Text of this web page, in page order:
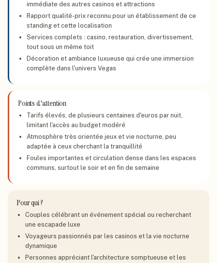
immédiate des autres casinos et attractions
Rapport qualité-prix reconnu pour un établissement de ce
standing et cette localisation
Services complets : casino, restauration, divertissement,
tout sous un même toit
Décoration et ambiance luxueuse qui crée une immersion
complète dans l'univers Vegas
Points d'attention
Tarifs élevés, de plusieurs centaines d'euros par nuit,
limitant l'accès au budget modéré
Atmosphère très orientée jeux et vie nocturne, peu
adaptée à ceux cherchant la tranquillité
Foules importantes et circulation dense dans les espaces
communs, surtout le soir et en fin de semaine
Pour qui ?
Couples célébrant un événement spécial ou recherchant
une escapade luxe
Voyageurs passionnés par les casinos et la vie nocturne
dynamique
Personnes appréciant l'architecture somptueuse et les